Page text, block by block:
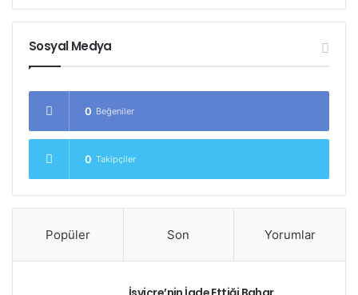
Sosyal Medya
0 Beğeniler
0 Takipçiler
Popüler Son Yorumlar